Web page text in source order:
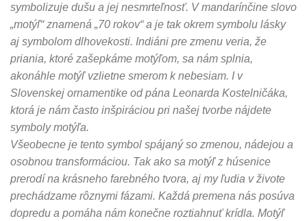
symbolizuje dušu a jej nesmrteľnosť. V mandarínčine slovo
„motýľ“ znamená „70 rokov“ a je tak okrem symbolu lásky
aj symbolom dlhovekosti. Indiáni pre zmenu veria, že
priania, ktoré zašepkáme motýľom, sa nám splnia,
akonáhle motýľ vzlietne smerom k nebesiam. I v
Slovenskej ornamentike od pána Leonarda Kostelničáka,
ktorá je nám často inšpiráciou pri našej tvorbe nájdete
symboly motýľa.
Všeobecne je tento symbol spájaný so zmenou, nádejou a
osobnou transformáciou. Tak ako sa motýľ z húsenice
prerodí na krásneho farebného tvora, aj my ľudia v živote
prechádzame rôznymi fázami. Každá premena nás posúva
dopredu a pomáha nám konečne roztiahnuť krídla. Motýľ